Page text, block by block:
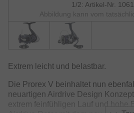
1/2: Artikel-Nr.
Abbildung kann vom
Extrem leicht und belastbar.
Die Prorex V beinhaltet nun
neuartigen Airdrive Design
extrem feinfühligen Lauf und hohe